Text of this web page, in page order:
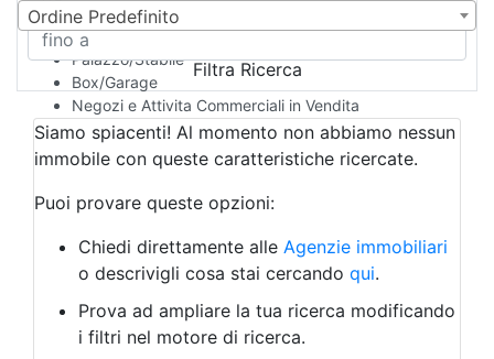
Camera d'Albergo
Multiproprietà
Palazzo/Stabile
Box/Garage
Negozi e Attivita Commerciali in Vendita
Qualsiasi
Attività/Licenza Commerciale
Azienda Agricola
Bar/Ristorante
Albergo
Laboratorio Artigianale
Negozio/locale commerciale
Agriturismo
Magazzini
Ordine Predefinito
Filtra Ricerca
Siamo spiacenti! Al momento non abbiamo nessun
immobile con queste caratteristiche ricercate.
Puoi provare queste opzioni:
Chiedi direttamente alle Agenzie immobiliari
o descrivigli cosa stai cercando qui.
Prova ad ampliare la tua ricerca modificando
i filtri nel motore di ricerca.